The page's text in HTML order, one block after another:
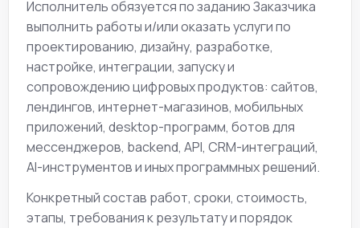
Исполнитель обязуется по заданию Заказчика
выполнить работы и/или оказать услуги по
проектированию, дизайну, разработке,
настройке, интеграции, запуску и
сопровождению цифровых продуктов: сайтов,
лендингов, интернет-магазинов, мобильных
приложений, desktop-программ, ботов для
мессенджеров, backend, API, CRM-интеграций,
AI-инструментов и иных программных решений.
Конкретный состав работ, сроки, стоимость,
этапы, требования к результату и порядок